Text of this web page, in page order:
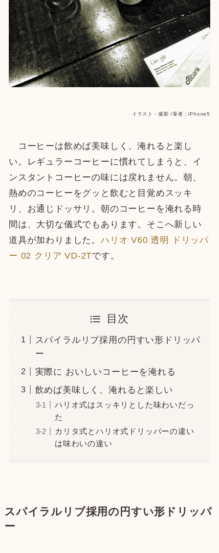
イラスト・撮影 /筆者：iPhone5
コーヒーは飲めば美味しく、淹れると楽し
い。レギュラーコーヒーに慣れてしまうと、イ
ンスタントコーヒーの味には戻れません。朝、
熱めのコーヒーをグッと飲むと目覚めスッキ
リ、お通じドッサリ。朝のコーヒーを淹れる時
間は、大切な儀式でもあります。そこへ新しい
道具が加わりました。 ハリオ V60 透明 ドリッパ
ー 02 クリア VD-2Tです。
目次
スパイラルリブ採用の円すい形ドリッパ
ー
実際に おいしいコーヒーを淹れる
飲めば美味しく、淹れると楽しい
ハリオ式はスッキリとした味わいだっ
た
カリタ式とハリオ式ドリッパーの違い
は味わいの違い
スパイラルリブ採用の円すい形ドリッパ
ー